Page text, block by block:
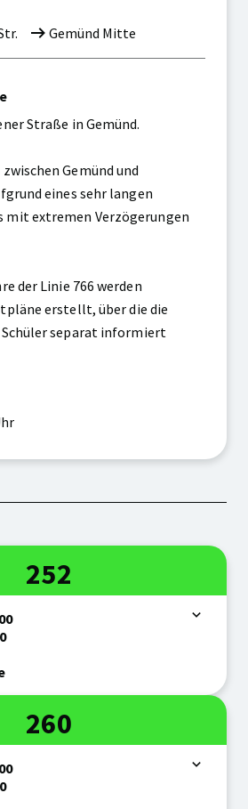
Ersatzhaltestelle
Gemünd Mitte
Straße in Gemünd.
Gemünd und
eines sehr langen
mit extremen Verzögerungen
der Linie 766 werden
erstellt, über die die
separat informiert
Linie
252
Linie
260